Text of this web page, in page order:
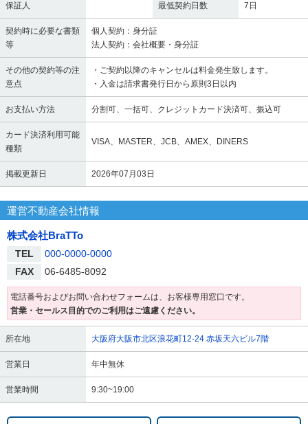
保証人 最低契約日数 7日
契約時に必要な書類
等
個人契約：身分証
法人契約：会社概要・身分証
その他の契約等の注
意点
・ご契約以降のキャンセルは料金発生致します。
・入金は請求書発行日から原則3日以内
お支払い方法 分割可、一括可、クレジットカード決済可、振込可
カード決済利用可能
種類
VISA、MASTER、JCB、AMEX、DINERS
掲載更新日 2026年07月03日
運営不動産会社情報
株式会社BraTTo
TEL
000-0000-0000
FAX
06-6485-8092
電話番号およびお問い合わせフォームは、お客様専用窓口です。
営業・セールス目的でのご利用はご遠慮ください。
所在地 大阪府大阪市北区浪花町12-24 赤坂天六ビル7階
営業日 年中無休
営業時間 9:30~19:00